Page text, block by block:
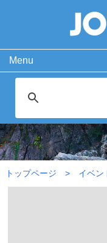
Menu
SPECIAL
よくある質問
FAQ
会社概要 免責事項・サ
トップページ イベン